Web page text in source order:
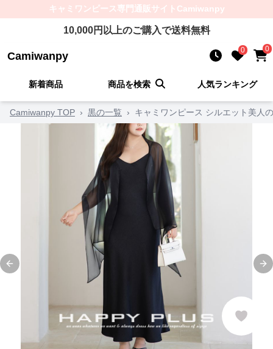
キャミワンピース専門通販サイト Camiwanpy
10,000円以上のご購入で送料無料
Camiwanpy 0 0
新着商品 商品を検索 人気ランキング
Camiwanpy TOP › 黒の一覧 › キャミワンピース シルエット美人
Previous slide